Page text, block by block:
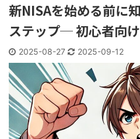
新NISAを始める前に
ステップ─ 初心者向
2025-08-27 2025-09-12